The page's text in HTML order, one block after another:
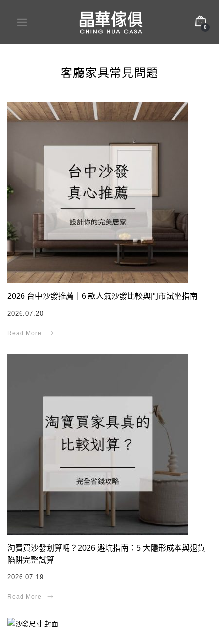
0
客廳家具常見問題
2026 台中沙發推薦｜6 款人氣沙發比較與門市試坐指南
2026.07.20
淘寶買沙發划算嗎？2026 避坑指南：5 大隱形成本與退貨
陷阱完整試算
2026.07.19